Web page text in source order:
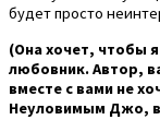
будет просто
(Она хочет, чтобы
любовник. Автор,
вместе с вами не
Неуловимым Джо,